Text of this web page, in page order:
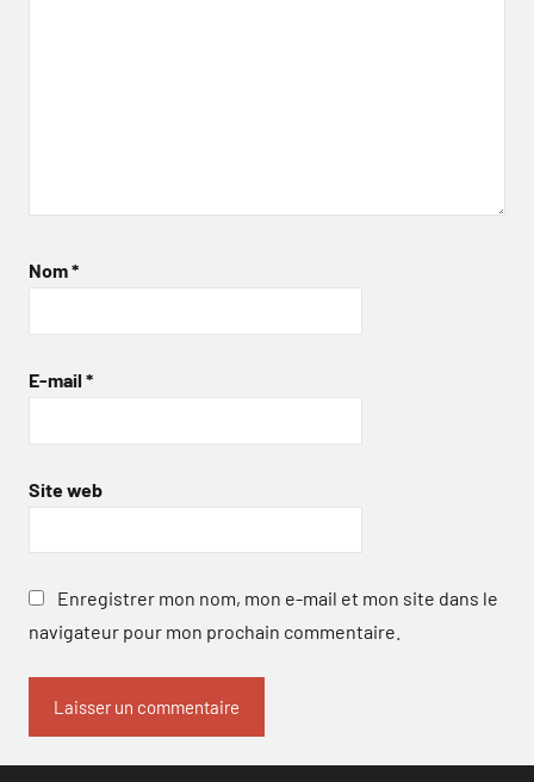
Nom*
E-mail *
Site web
Enregistrer mon nom, mon e-mail et mon site dans le
navigateur pour mon prochain commentaire.